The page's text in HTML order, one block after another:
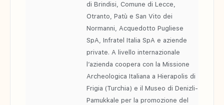
di Brindisi, Comune di Lecce,
Otranto, Patù e San Vito dei
Normanni, Acquedotto Pugliese
SpA, Infratel Italia SpA e aziende
private. A livello internazionale
l’azienda coopera con la Missione
Archeologica Italiana a Hierapolis di
Frigia (Turchia) e il Museo di Denizli-
Pamukkale per la promozione del